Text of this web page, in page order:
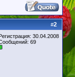
#2
30.04.2008
69